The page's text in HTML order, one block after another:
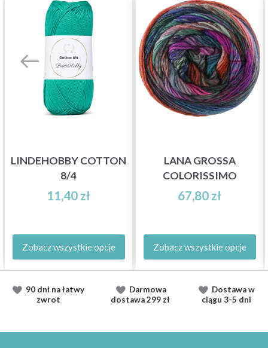
LINDEHOBBY COTTON
8/4
11,40 zł
Zobacz wszystkie opcje
LANA GROSSA
COLORISSIMO
67,80 zł
Zobacz wszystkie opcje
90 dni na łatwy
zwrot
Darmowa
dostawa299 zł
Dostawaw
ciągu 3-5 dni